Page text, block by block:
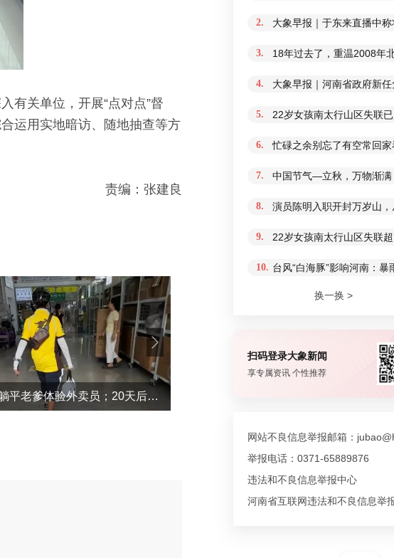
有关单位，开展“点对点”督
运用实地暗访、随地抽查等方
责编：张建良
摆烂儿子陪躺平老爹体验外卖员；20天后少年不再任性，父亲也开始自我反省
2. 大象早报｜于东来直播中
3. 18年过去了，重温2008年
4. 大象早报｜河南省政府新
5. 22岁女孩南太行山区失联
6. 忙碌之余别忘了有空常回家
7. 中国节气—立秋，万物渐满
8. 演员陈明入职开封万岁山，
9. 22岁女孩南太行山区失联
10. 台风“白海豚”影响河南：
换一换 >
扫码登录大象新闻
享专属资讯 个性推荐
网站不良信息举报邮箱：
举报电话：0371-65889876
违法和不良信息举报中心
河南省互联网违法和不良信息举